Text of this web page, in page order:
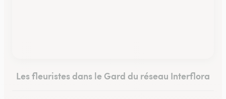
Les fleuristes dans le Gard du réseau Interflora